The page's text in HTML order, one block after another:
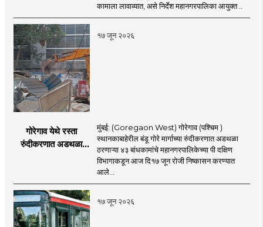
कामाला लावाव्यात, असे निर्देश महानगरपालिका आयुक्त ..
१७ जून २०२६
गोरेगाव येथे रस्ता
रुंदीकरणात अडथळा
मुंबई: (Goregaon West) गोरेगाव (पश्चिम )
स्थानकाबाहेरील बंडू गोरे मार्गाच्या रुंदीकरणात अडथळा
ठरणाऱ्या ४३ बांधकामांचे महानगरपालिकेच्या पी दक्षिण
विभागाकडून आज दि१७ जून रोजी निष्कासन करण्यात
आले...
१७ जून २०२६